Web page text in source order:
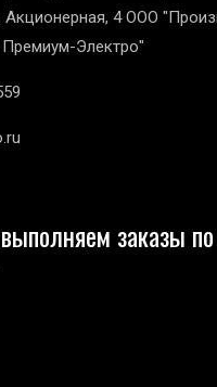
Акционерная, 4 ООО
Электро"
заказы